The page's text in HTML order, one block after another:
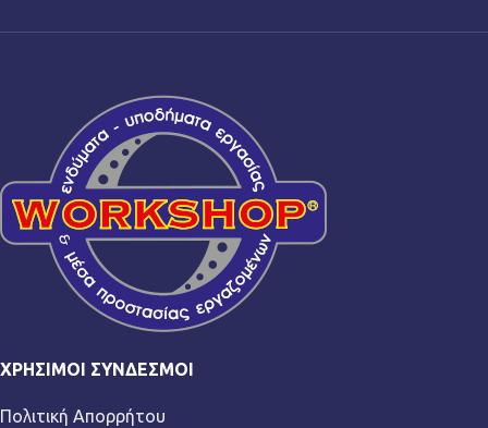
ΧΡΉΣΙΜΟΙ ΣΎΝΔΕΣΜΟΙ
Πολιτική Απορρήτου